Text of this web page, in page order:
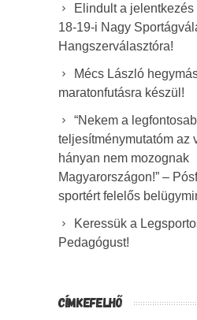
Elindult a
18-19-i Nagy
Hangszerválasztóra!
Mécs László
maratonfutásra készül!
“Nekem a
teljesítménymutatóm az
hányan nem mozognak
Magyarországon!” –
sportért felelős
Keressük a
Pedagógust!
CÍMKEFELHŐ